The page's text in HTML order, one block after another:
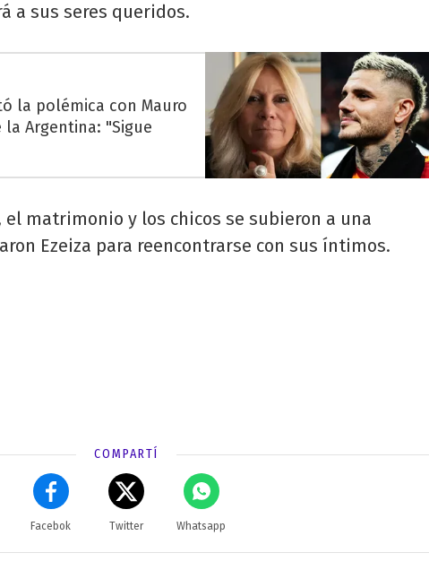
a sus seres queridos.
la polémica con Mauro
Argentina: "Sigue
el matrimonio y los chicos se subieron a una
Ezeiza para reencontrarse con sus íntimos.
COMPARTÍ
Facebok Twitter Whatsapp